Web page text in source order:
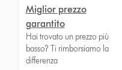
Miglior prezzo
garantito
Hai trovato un prezzo più
basso? Ti rimborsiamo la
differenza